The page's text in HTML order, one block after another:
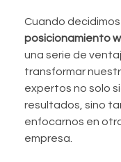
Cuando
posicionamiento
una serie de
transformar
expertos no solo
resultados, sino
enfocarnos en
empresa.